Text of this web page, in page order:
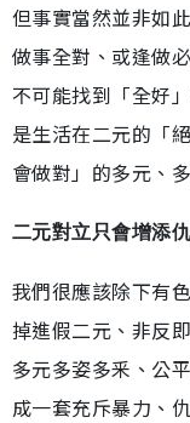
但事實當然並非如
做事全對、或逢做
不可能找到「全好
是生活在二元的「
會做對」的多元、
二元對立只會增添
我們很應該除下有
掉進假二元、非反
多元多姿多釆、公
成一套充斥暴力、